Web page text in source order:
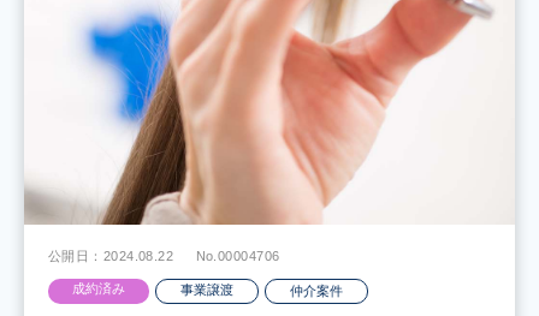
公開日：2024.08.22 No.00004706
成約済み 事業譲渡 仲介案件